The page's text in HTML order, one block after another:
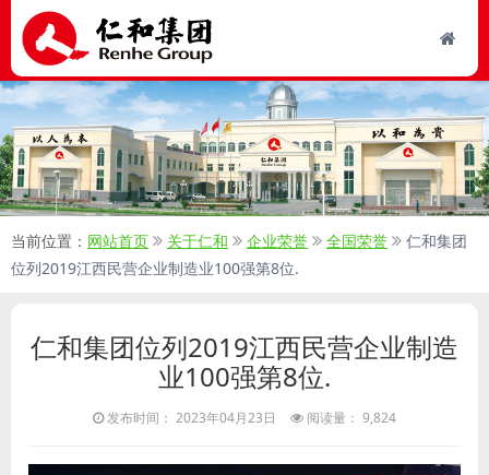
当前位置： 网站首页 关于仁和 企业荣誉 全国荣誉
仁和集团
位列2019江西民营企业制造业100强第8位.
仁和集团位列2019江西民营企业制造
业100强第8位.
发布时间： 2023年04月23日 阅读量： 9,824